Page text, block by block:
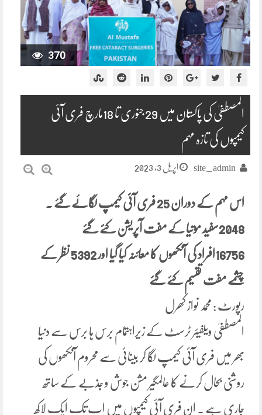
370
المصطفیٰ کی پاکستان میں 29 جنوری تا 18مارچ فری آئی
کیمپوں کی تازہ مہم
site_admin اپریل 3, 2023
اس مہم کے دوران 25 فری آئی کیمپ لگائے گئے ۔
2048سفید موتیا کے مفت آپریشن کئے گئے
16756افراد کی آنکھوں کا معائنہ کیا گیا اور 5392 نظر کے
چشمے مفت تقسیم کئے گئے
رپورٹ : محمد نواز کھرل
المصطفیٰ ویلفیئر ٹرسٹ کے زیراہتمام برس ہا برس سے دنیا
بھر میں فری آئی کیمپ لگا کر بینائی سے محروم آنکھوں کی
روشنی بحال کرنے کا عالمگیر مشن جوش و جذبے کے ساتھ
جاری ہے ۔ ان فری آئی کیمپوں میں اب تک ایک لاکھ